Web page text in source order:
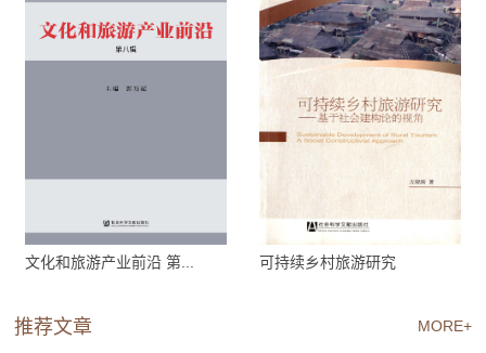
文化和旅游产业前沿 第... 可持续乡村旅游研究
MORE+
推荐文章